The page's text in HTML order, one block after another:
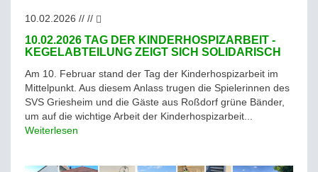
10.02.2026 // //
10.02.2026 TAG DER KINDERHOSPIZARBEIT -
KEGELABTEILUNG ZEIGT SICH SOLIDARISCH
Am 10. Februar stand der Tag der Kinderhospizarbeit im
Mittelpunkt. Aus diesem Anlass trugen die Spielerinnen des
SVS Griesheim und die Gäste aus Roßdorf grüne Bänder,
um auf die wichtige Arbeit der Kinderhospizarbeit...
Weiterlesen